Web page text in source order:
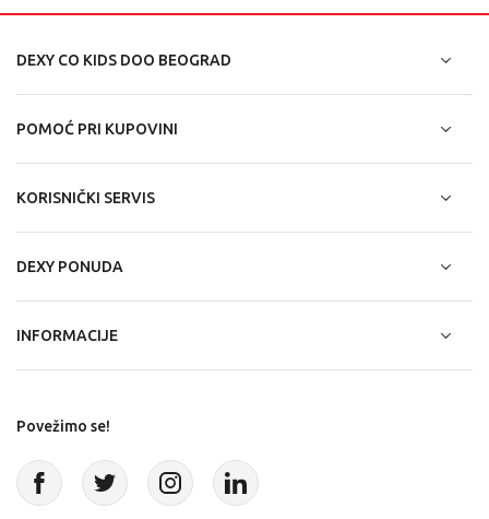
DEXY CO KIDS DOO BEOGRAD
POMOĆ PRI KUPOVINI
KORISNIČKI SERVIS
DEXY PONUDA
INFORMACIJE
Povežimo se!